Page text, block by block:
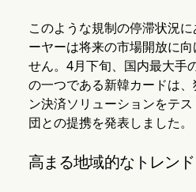
このような規制の停滞状況
ーヤーは将来の市場開放に
せん。4月下旬、国内最大手
の一つである新韓カードは
ン決済ソリューションをテ
団との提携を発表しました。
高まる地域的なトレンド